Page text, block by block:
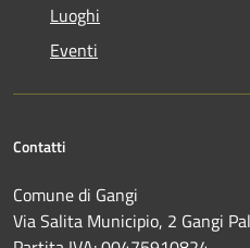
Luoghi
Eventi
Contatti
Comune di Gangi
Via Salita Municipio, 2 Gangi